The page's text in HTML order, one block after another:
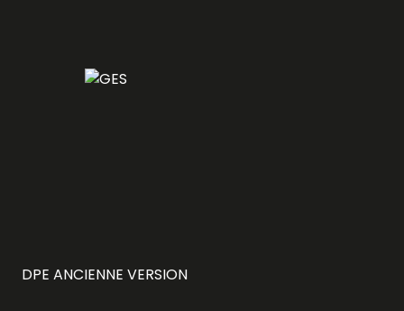
DPE ANCIENNE VERSION